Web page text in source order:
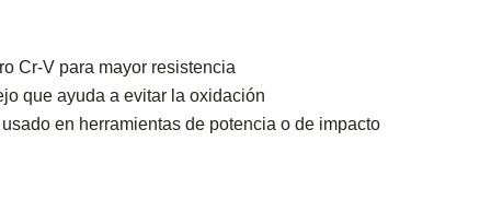
Cr-V para mayor resistencia
que ayuda a evitar la oxidación
en herramientas de potencia o de impacto